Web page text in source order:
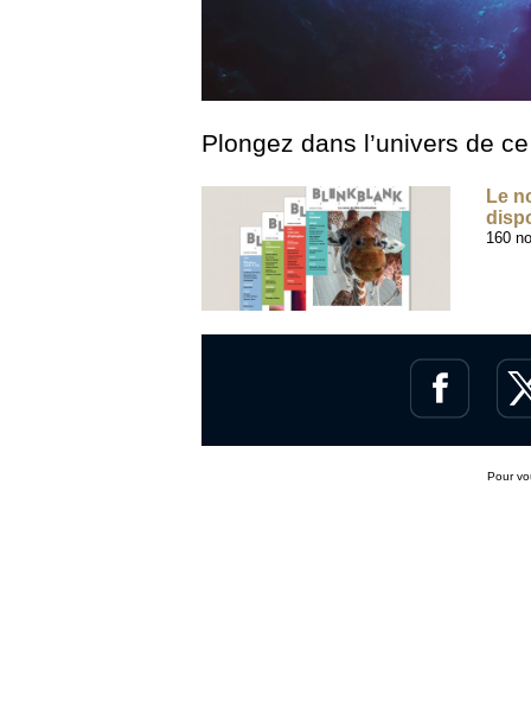
Plongez dans l’univers de
Le
160
Pour